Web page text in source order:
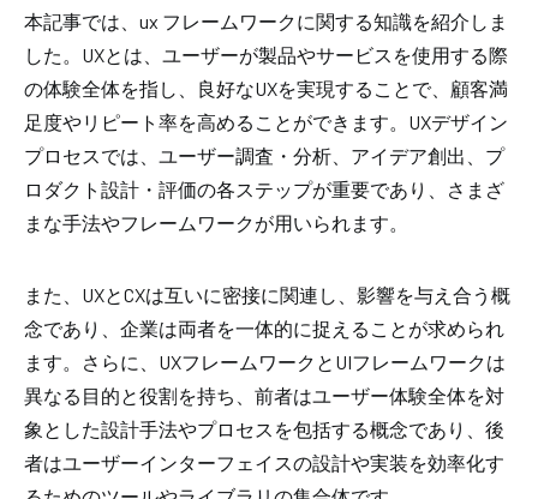
本記事では、ux フレームワークに関する知識を紹介しま
した。UXとは、ユーザーが製品やサービスを使用する際
の体験全体を指し、良好なUXを実現することで、顧客満
足度やリピート率を高めることができます。UXデザイン
プロセスでは、ユーザー調査・分析、アイデア創出、プ
ロダクト設計・評価の各ステップが重要であり、さまざ
まな手法やフレームワークが用いられます。
また、UXとCXは互いに密接に関連し、影響を与え合う概
念であり、企業は両者を一体的に捉えることが求められ
ます。さらに、UXフレームワークとUIフレームワークは
異なる目的と役割を持ち、前者はユーザー体験全体を対
象とした設計手法やプロセスを包括する概念であり、後
者はユーザーインターフェイスの設計や実装を効率化す